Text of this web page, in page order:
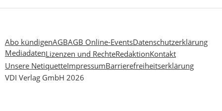
Abo kündigenAGBAGB Online-EventsDatenschutzerklärung
MediadatenLizenzen und RechteRedaktionKontakt
Unsere NetiquetteImpressumBarrierefreiheitserklärung
VDI Verlag GmbH 2026